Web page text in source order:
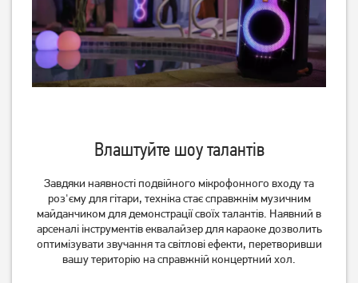
Влаштуйте шоу талантів
Завдяки наявності подвійного мікрофонного входу та
роз'єму для гітари, техніка стає справжнім музичним
майданчиком для демонстрації своїх талантів. Наявний в
арсеналі інструментів еквалайзер для караоке дозволить
оптимізувати звучання та світлові ефекти, перетворивши
вашу територію на справжній концертний хол.